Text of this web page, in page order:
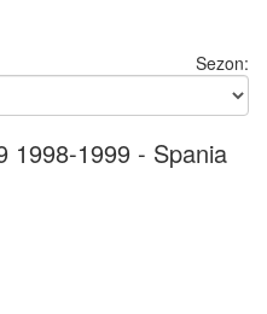
Sezon:
1998-1999 - Spania